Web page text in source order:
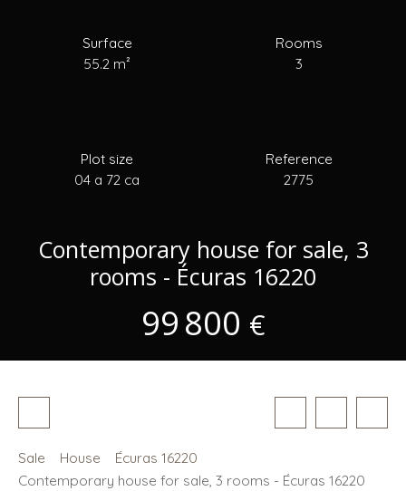
Surface
55.2 m²
Rooms
3
Plot size
04 a 72 ca
Reference
2775
Contemporary house for sale, 3
rooms - Écuras 16220
99 800 €
Sale House
Écuras 16220
Contemporary house for sale, 3 rooms - Écuras 16220